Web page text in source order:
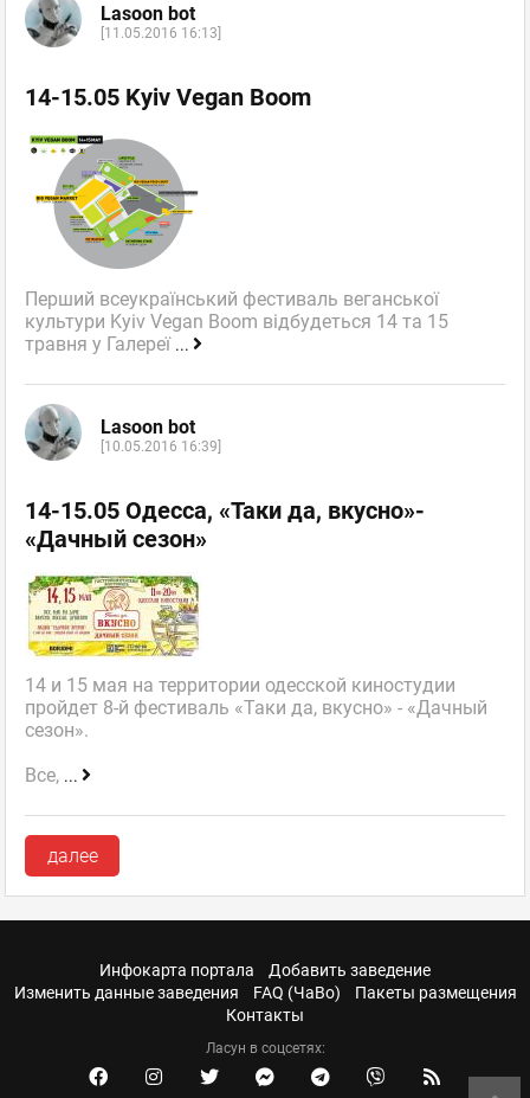
Lasoon bot
[11.05.2016 16:13]
14-15.05 Kyiv Vegan Boom
Перший всеукраїнський фестиваль веганської
культури Kyiv Vegan Boom відбудеться 14 та 15
травня у Галереї ...
Lasoon bot
[10.05.2016 16:39]
14-15.05 Одесса, «Таки да, вкусно»-
«Дачный сезон»
14 и 15 мая на территории одесской киностудии
пройдет 8-й фестиваль «Таки да, вкусно» - «Дачный
сезон».
Все, ...
далее
Инфокарта портала
Добавить заведение
Изменить данные заведения
FAQ (ЧаВо)
Пакеты размещения
Контакты
Ласун в соцсетях: